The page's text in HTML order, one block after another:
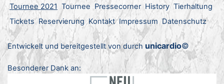
Tournee 2021 Tournee Pressecorner History Tierhaltung
Tickets Reservierung Kontakt Impressum Datenschutz
Entwickelt und bereitgestellt von durch unicardio©
Besonderer Dank an: